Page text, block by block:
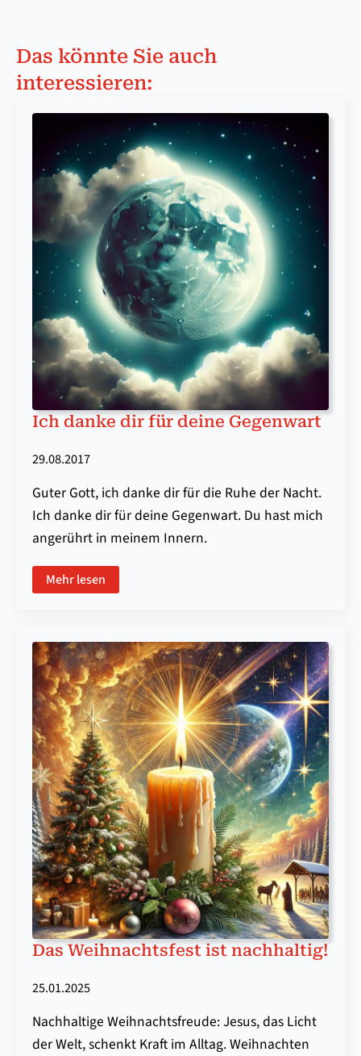
Das könnte Sie auch
interessieren:
Ich danke dir für deine Gegenwart
29.08.2017
Guter Gott, ich danke dir für die Ruhe der Nacht.
Ich danke dir für deine Gegenwart. Du hast mich
angerührt in meinem Innern.
Mehr lesen
Das Weihnachtsfest ist nachhaltig!
25.01.2025
Nachhaltige Weihnachtsfreude: Jesus, das Licht
der Welt, schenkt Kraft im Alltag. Weihnachten